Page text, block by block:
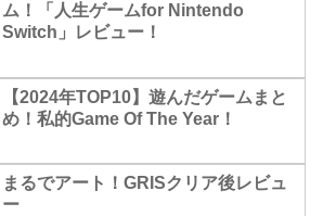
ム！「人生ゲームfor Nintendo
Switch」レビュー！
【2024年TOP10】遊んだゲームまと
め！私的Game Of The Year！
まるでアート！GRISクリア後レビュ
ー